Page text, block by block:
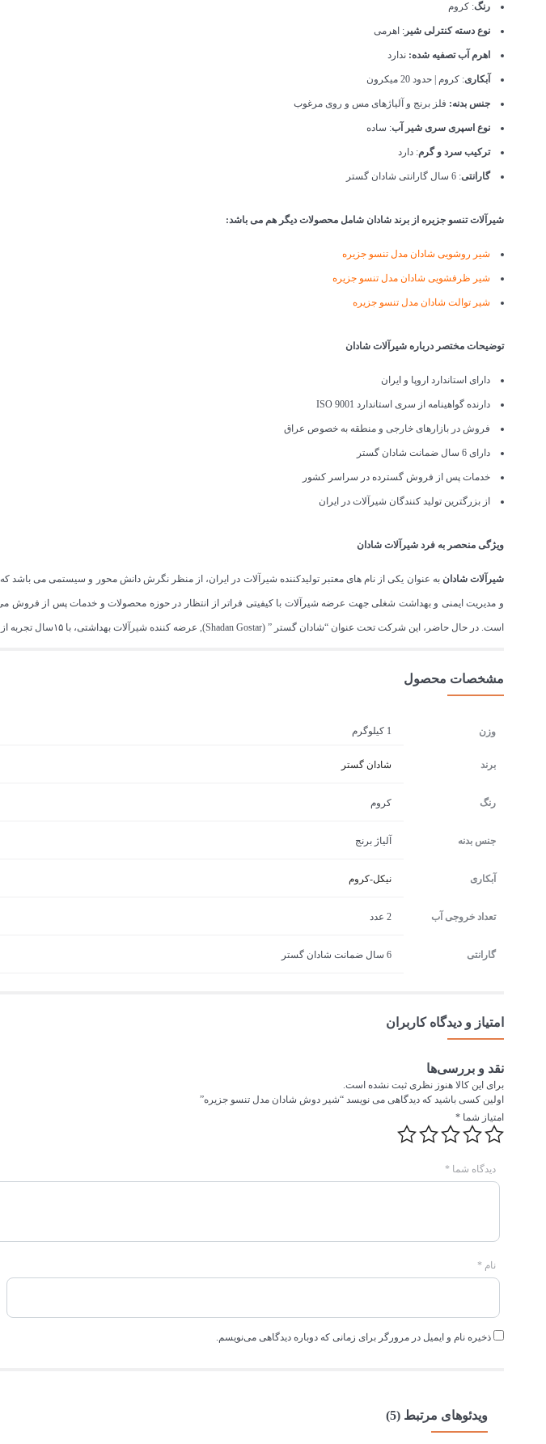
رنگ: کروم
نوع دسته کنترلی شیر : اهرمی
اهرم آب تصفیه شده: ندارد
آبکاری: کروم | حدود 20 میکرون
جنس بدنه: فلز برنج و آلیاژهای مس و روی مرغوب
نوع اسپری سری شیر آب: ساده
ترکیب سرد و گرم: دارد
گارانتی: 6 سال گارانتی شادان گستر
شیرآلات تنسو جزیره از برند شادان شامل محصولات دیگر هم می باشد:
شیر روشویی شادان مدل تنسو جزیره
شیر ظرفشویی شادان مدل تنسو جزیره
شیر توالت شادان مدل تنسو جزیره
توضیحات مختصر درباره شیرآلات شادان
دارای استاندارد اروپا و ایران
دارنده گواهینامه از سری استاندارد ISO 9001
فروش در بازارهای خارجی و منطقه به خصوص عراق
دارای 6 سال ضمانت شادان گستر
خدمات پس از فروش گسترده در سراسر کشور
از بزرگترین تولید کنندگان شیرآلات در ایران
ویژگی منحصر به فرد شیرآلات شادان
شیرآلات شادان
و مدیریت ایمنی و بهداشت شغلی جهت عرضه شیرآلات با کیفیتی فراتر از انتظار در حوزه محصولات و خدمات پس از فروش
است. در حال حاضر، این شرکت تحت عنوان “شادان گستر ” (Shadan Gostar), عرضه کننده شیرآلات بهداشتی، با ۱۵سال تجربه از نام های معتبر در بازار ایران است.
مشخصات محصول
وزن 1 کیلوگرم
برند شادان گستر
رنگ کروم
جنس بدنه آلیاژ برنج
آبکاری نیکل-کروم
تعداد خروجی آب 2 عدد
گارانتی 6 سال ضمانت شادان گستر
امتیاز و دیدگاه کاربران
نقد و بررسی‌ها
برای این کالا هنوز نظری ثبت نشده است.
اولین کسی باشید که دیدگاهی می نویسد “شیر دوش شادان مدل تنسو جزیره”
امتیاز شما *
دیدگاه شما *
نام *
ذخیره نام و ایمیل در مرورگر برای زمانی که دوباره دیدگاهی می‌نویسم.
ویدئوهای مرتبط (5)